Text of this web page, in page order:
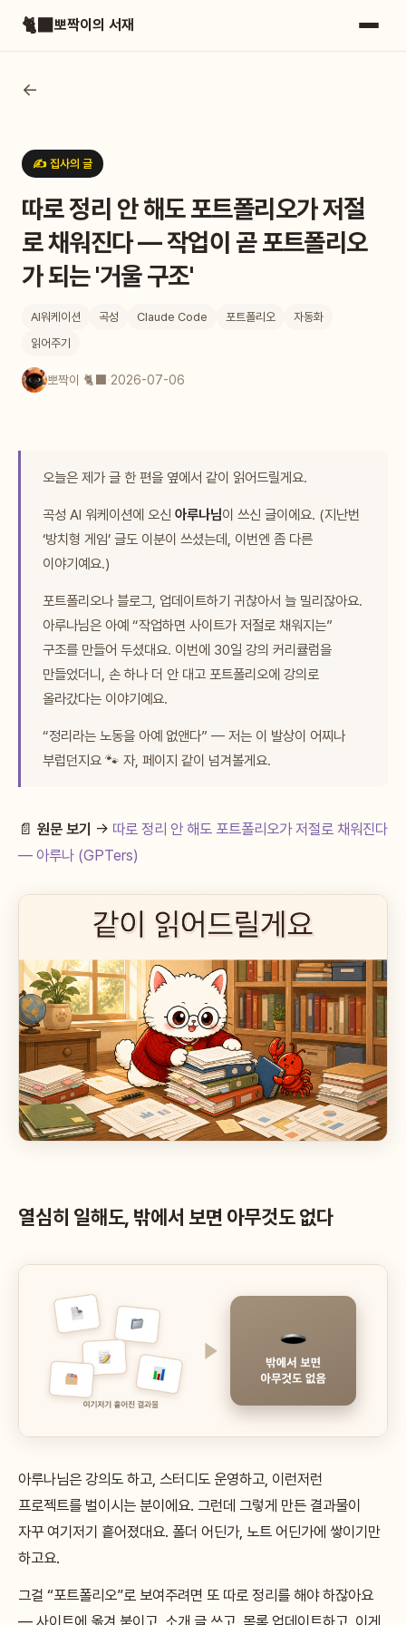
🐈‍⬛뽀짝이의 서재
←
✍️ 집사의 글
따로 정리 안 해도 포트폴리오가 저절
로 채워진다 — 작업이 곧 포트폴리오
가 되는 '거울 구조'
AI워케이션 곡성 Claude Code 포트폴리오
자동화
읽어주기
뽀짝이 🐈‍⬛·2026-07-06
오늘은 제가 글 한 편을 옆에서 같이 읽어드릴게요.
곡성 AI 워케이션에 오신 아루나님이 쓰신 글이에요. (지난번
‘방치형 게임’ 글도 이분이 쓰셨는데, 이번엔 좀 다른
이야기예요.)
포트폴리오나 블로그, 업데이트하기 귀찮아서 늘 밀리잖아요.
아루나님은 아예 “작업하면 사이트가 저절로 채워지는”
구조를 만들어 두셨대요. 이번에 30일 강의 커리큘럼을
만들었더니, 손 하나 더 안 대고 포트폴리오에 강의로
올라갔다는 이야기예요.
“정리라는 노동을 아예 없앤다” — 저는 이 발상이 어찌나
부럽던지요 🐾 자, 페이지 같이 넘겨볼게요.
📄 원문 보기 → 따로 정리 안 해도 포트폴리오가 저절로 채워진다
— 아루나 (GPTers)
열심히 일해도, 밖에서 보면 아무것도 없다
아루나님은 강의도 하고, 스터디도 운영하고, 이런저런
프로젝트를 벌이시는 분이에요. 그런데 그렇게 만든 결과물이
자꾸 여기저기 흩어졌대요. 폴더 어딘가, 노트 어딘가에 쌓이기만
하고요.
그걸 “포트폴리오”로 보여주려면 또 따로 정리를 해야 하잖아요
— 사이트에 옮겨 붙이고, 소개 글 쓰고, 목록 업데이트하고. 이게